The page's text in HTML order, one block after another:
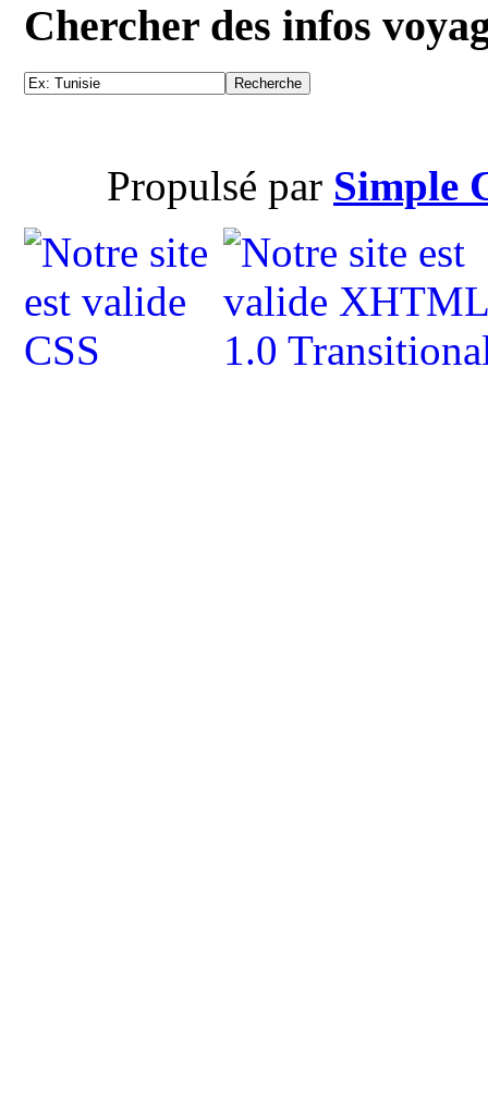
Chercher des infos
Propulsé par Simple